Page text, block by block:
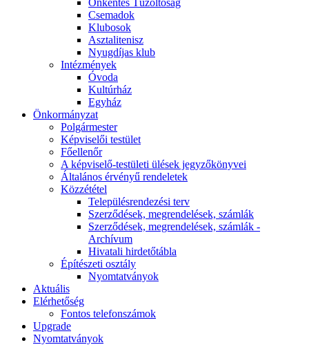
Önkéntes Tűzoltóság
Csemadok
Klubosok
Asztalitenisz
Nyugdíjas klub
Intézmények
Óvoda
Kultúrház
Egyház
Önkormányzat
Polgármester
Képviselői testület
Főellenőr
A képviselő-testületi ülések jegyzőkönyvei
Általános érvényű rendeletek
Közzététel
Településrendezési terv
Szerződések, megrendelések, számlák
Szerződések, megrendelések, számlák -
Archívum
Hivatali hirdetőtábla
Építészeti osztály
Nyomtatványok
Aktuális
Elérhetőség
Fontos telefonszámok
Upgrade
Nyomtatványok